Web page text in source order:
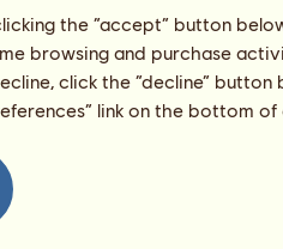
the “accept” button
browsing and purchase
click the “decline”
link on the bottom